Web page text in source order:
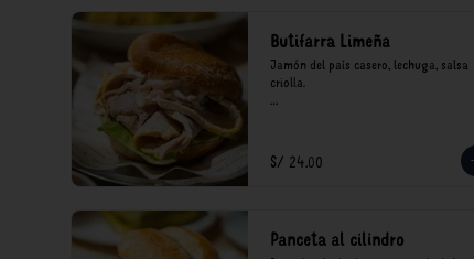
Butifarra Limeña
Jamón del país casero, lechuga, salsa
criolla.
recargo al consumo.
S/ 24.00
Panceta al cilindro